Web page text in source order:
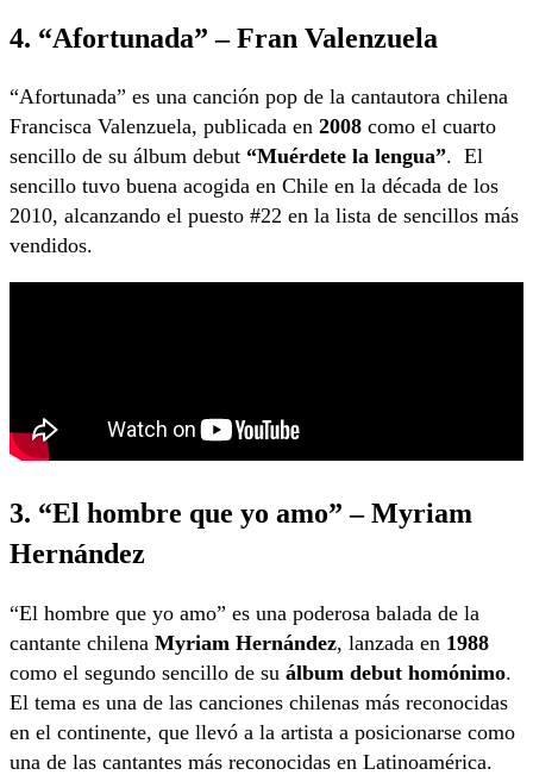
4. “Afortunada” – Fran Valenzuela
“Afortunada” es una canción pop de la cantautora chilena
Francisca Valenzuela, publicada en 2008 como el cuarto
sencillo de su álbum debut “Muérdete la lengua”. El
sencillo tuvo buena acogida en Chile en la década de los
2010, alcanzando el puesto #22 en la lista de sencillos más
vendidos.
3. “El hombre que yo amo” – Myriam
Hernández
“El hombre que yo amo” es una poderosa balada de la
cantante chilena Myriam Hernández, lanzada en 1988
como el segundo sencillo de su álbum debut homónimo.
El tema es una de las canciones chilenas más reconocidas
en el continente, que llevó a la artista a posicionarse como
una de las cantantes más reconocidas en Latinoamérica.